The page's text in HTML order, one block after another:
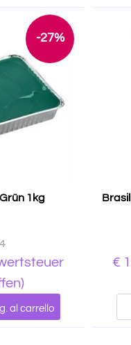
-27%
1kg
al carrello
€